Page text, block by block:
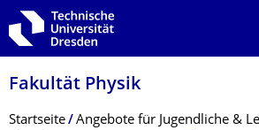
Zur Hauptnavigation springen
Zur Suche springen
Zum Inhalt springen
Fakultät Physik
Breadcrumb-Menü
Startseite
Angebote für Jugendliche &